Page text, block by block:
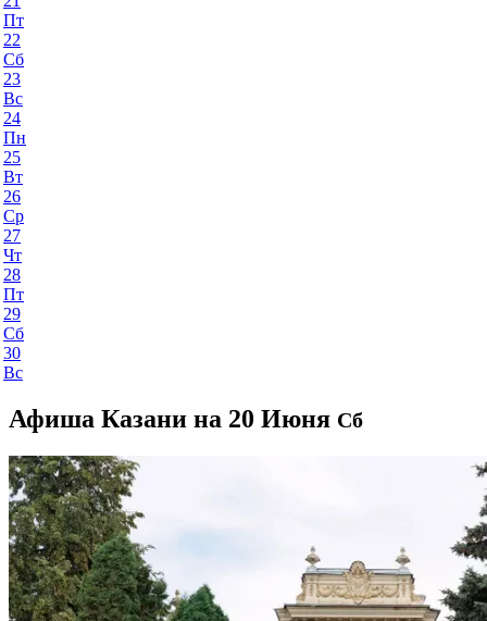
Пт
22
Сб
23
Вс
24
Пн
25
Вт
26
Ср
27
Чт
28
Пт
29
Сб
30
Вс
Афиша Казани на 20 Июня Сб